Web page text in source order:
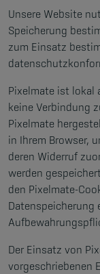
Unsere Website
Speicherung
zum Einsatz
Pixelmate ist lokal
keine Verbindung
Pixelmate
in Ihrem Browser,
deren Widerruf
werden
den Pixelmate-
Datenspeicherung
Der Einsatz von
vorgeschriebenen